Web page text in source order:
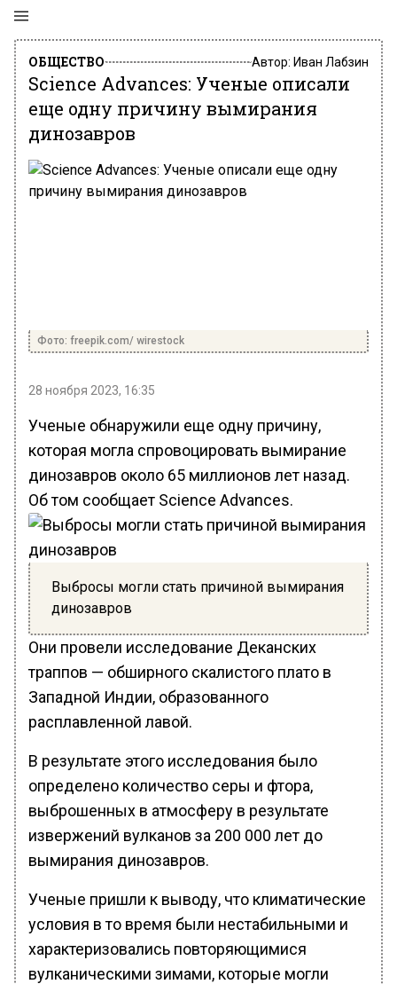
ОБЩЕСТВО Автор: Иван Лабзин
Science Advances: Ученые описали
еще одну причину вымирания
динозавров
Фото: freepik.com/ wirestock
28 ноября 2023, 16:35
Ученые обнаружили еще одну причину,
которая могла спровоцировать вымирание
динозавров около 65 миллионов лет назад.
Об том сообщает Science Advances.
Выбросы могли стать причиной вымирания
динозавров
Они провели исследование Деканских
траппов — обширного скалистого плато в
Западной Индии, образованного
расплавленной лавой.
В результате этого исследования было
определено количество серы и фтора,
выброшенных в атмосферу в результате
извержений вулканов за 200 000 лет до
вымирания динозавров.
Ученые пришли к выводу, что климатические
условия в то время были нестабильными и
характеризовались повторяющимися
вулканическими зимами, которые могли